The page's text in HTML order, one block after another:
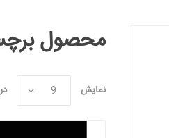
محصول
نمایش